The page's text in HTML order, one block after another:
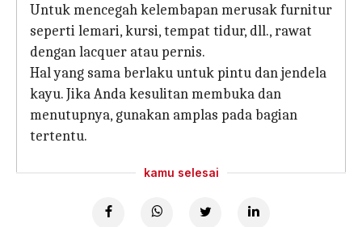
Untuk mencegah kelembapan merusak furnitur
seperti lemari, kursi, tempat tidur, dll., rawat
dengan lacquer atau pernis.
Hal yang sama berlaku untuk pintu dan jendela
kayu. Jika Anda kesulitan membuka dan
menutupnya, gunakan amplas pada bagian
tertentu.
kamu selesai